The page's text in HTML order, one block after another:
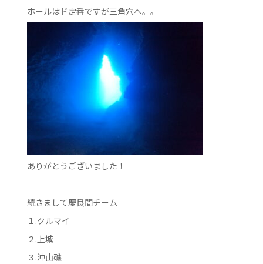
ホールはド定番ですが三角穴へ。。
ありがとうございました！
続きまして慶良間チーム
１.クルマイ
２.上城
３.沖山礁